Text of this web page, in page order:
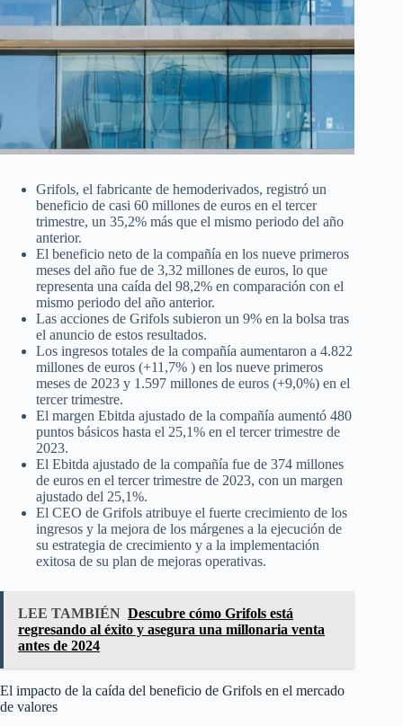
Grifols, el fabricante de hemoderivados, registró un
beneficio de casi 60 millones de euros en el tercer
trimestre, un 35,2% más que el mismo periodo del año
anterior.
El beneficio neto de la compañía en los nueve primeros
meses del año fue de 3,32 millones de euros, lo que
representa una caída del 98,2% en comparación con el
mismo periodo del año anterior.
Las acciones de Grifols subieron un 9% en la bolsa tras
el anuncio de estos resultados.
Los ingresos totales de la compañía aumentaron a 4.822
millones de euros (+11,7% ) en los nueve primeros
meses de 2023 y 1.597 millones de euros (+9,0%) en el
tercer trimestre.
El margen Ebitda ajustado de la compañía aumentó 480
puntos básicos hasta el 25,1% en el tercer trimestre de
2023.
El Ebitda ajustado de la compañía fue de 374 millones
de euros en el tercer trimestre de 2023, con un margen
ajustado del 25,1%.
El CEO de Grifols atribuye el fuerte crecimiento de los
ingresos y la mejora de los márgenes a la ejecución de
su estrategia de crecimiento y a la implementación
exitosa de su plan de mejoras operativas.
LEE TAMBIÉN Descubre cómo Grifols está
regresando al éxito y asegura una millonaria venta
antes de 2024
El impacto de la caída del beneficio de Grifols en el mercado
de valores